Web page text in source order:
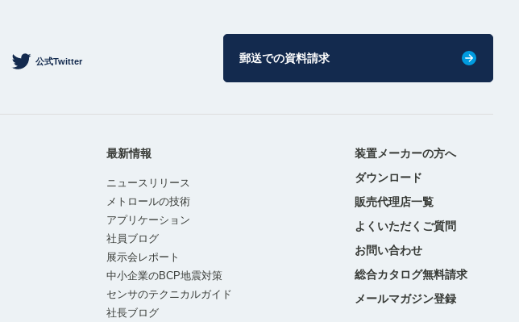
公式Twitter 郵送での資料請求
最新情報
ニュースリリース
メトロールの技術
アプリケーション
社員ブログ
展示会レポート
中小企業のBCP地震対策
センサのテクニカルガイド
社長ブログ
装置メーカーの方へ
ダウンロード
販売代理店一覧
よくいただくご質問
お問い合わせ
総合カタログ無料請求
メールマガジン登録